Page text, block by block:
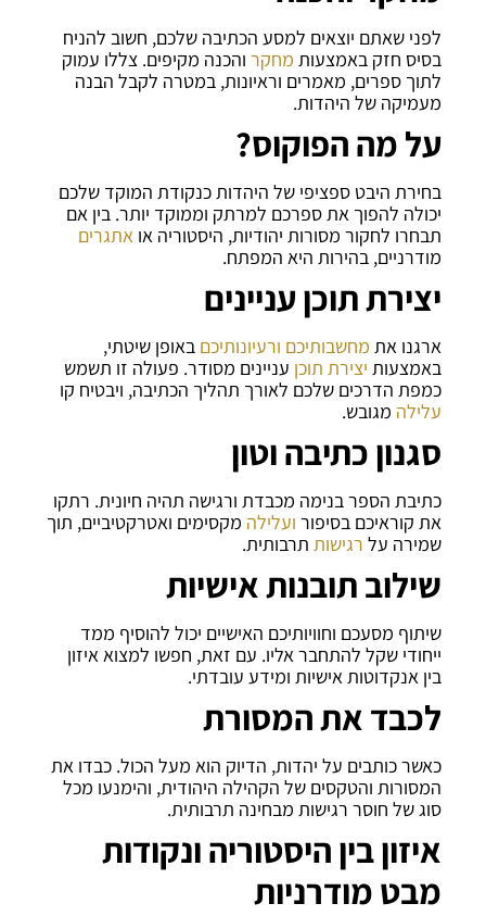
לפני שאתם יוצאים למסע הכתיבה שלכם, חשוב להניח
בסיס חזק באמצעות מחקר והכנה מקיפים. צללו עמוק
לתוך ספרים, מאמרים וראיונות, במטרה לקבל הבנה
מעמיקה של היהדות.
על מה הפוקוס?
בחירת היבט ספציפי של היהדות כנקודת המוקד שלכם
יכולה להפוך את ספרכם למרתק וממוקד יותר. בין אם
תבחרו לחקור מסורות יהודיות, היסטוריה אואתגרים
מודרניים, בהירות היא המפתח.
יצירת תוכן עניינים
ארגנו את מחשבותיכם ורעיונותיכם באופן שיטתי,
באמצעות יצירת תוכן עניינים מסודר. פעולה זו תשמש
כמפת הדרכים שלכם לאורך תהליך הכתיבה, ויבטיח קו
עלילה מגובש.
סגנון כתיבה וטון
כתיבת הספר בנימה מכבדת ורגישה תהיה חיונית. רתקו
את קוראיכם בסיפור ועלילה מקסימים ואטרקטיביים, תוך
שמירה על רגישות תרבותית.
שילוב תובנות אישיות
שיתוף מסעכם וחוויותיכם האישיים יכול להוסיף ממד
ייחודי שקל להתחבר אליו. עם זאת, חפשו למצוא איזון
בין אנקדוטות אישיות ומידע עובדתי.
לכבד את המסורת
כאשר כותבים על יהדות, הדיוק הוא מעל הכול. כבדו את
המסורות והטקסים של הקהילה היהודית, והימנעו מכל
סוג של חוסר רגישות מבחינה תרבותית.
איזון בין היסטוריה ונקודות
מבט מודרניות